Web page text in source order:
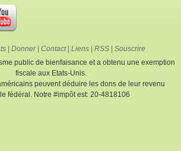
Donner| Contact| Liens RSS
Souscrire
public de bienfaisance et a obtenu une exemption
fiscale aux Etats-Unis.
peuvent déduire les dons de leur revenu
fédéral. Notre #impôt est: 20-4818106